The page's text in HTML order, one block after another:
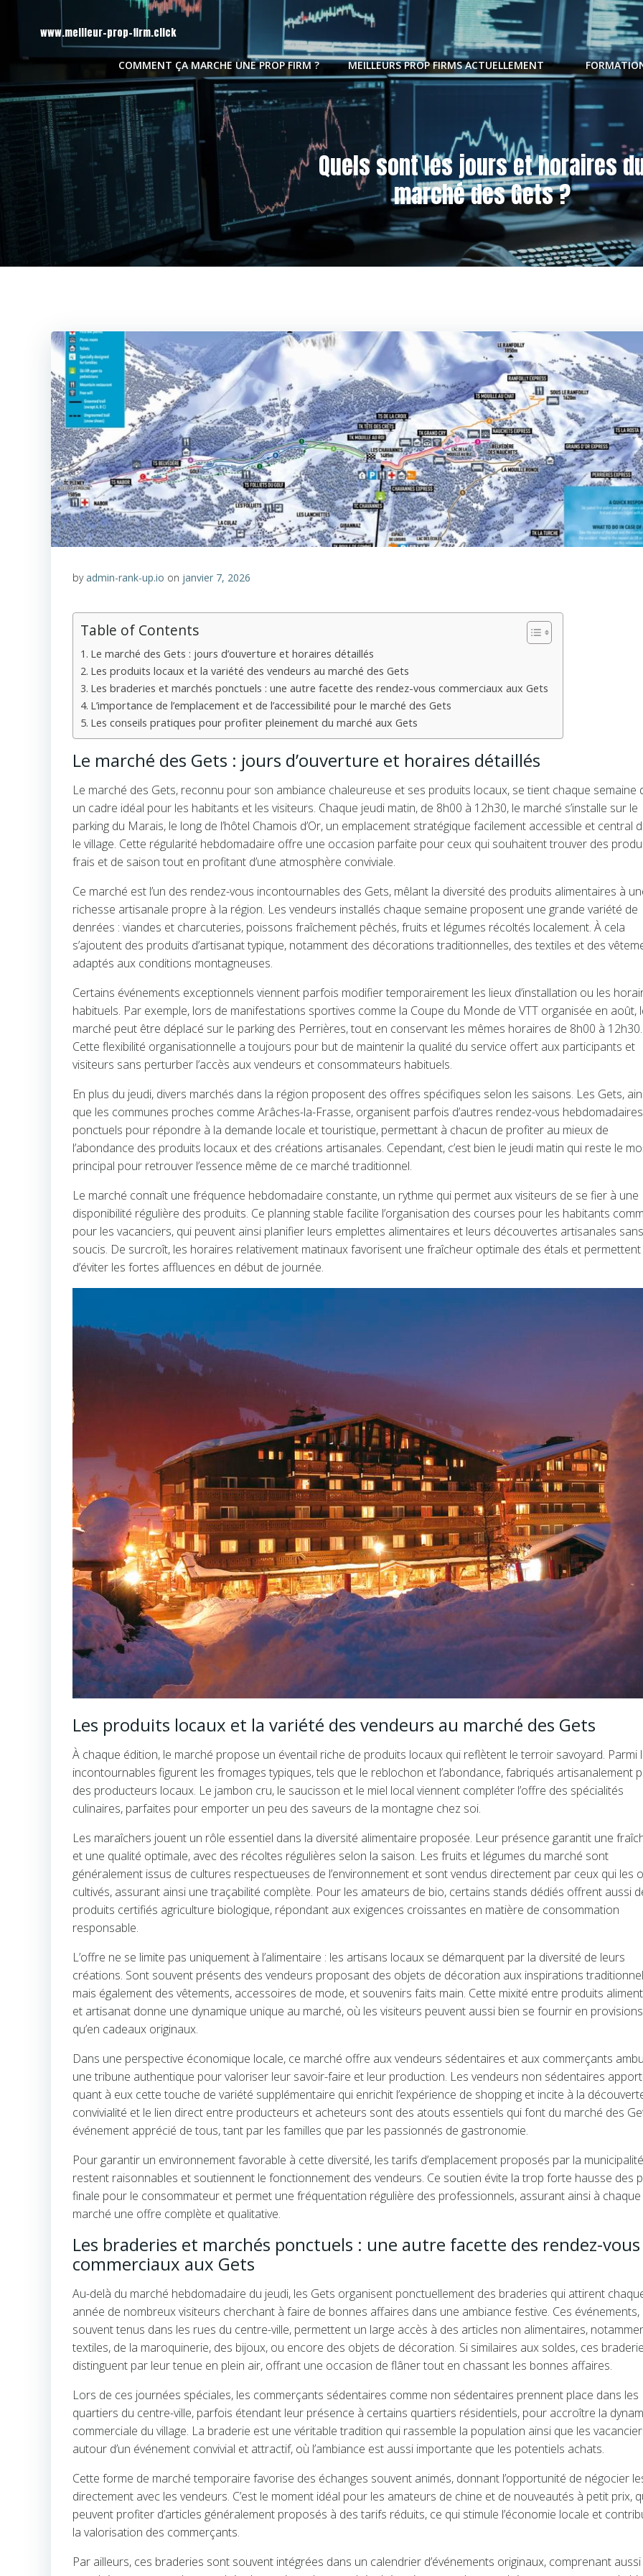
contenu
www.meilleur-prop-firm.click
COMMENT ÇA MARCHE UNE PROP FIRM ? MEILLEURS PROP FIRMS ACTUELLEMENT
Quels sont les jours et horaires
marché des Gets ?
byadmin-rank-up.io on janvier 7, 2026
Table of Contents
Le marché des Gets : jours d’ouverture et horaires détaillés
Les produits locaux et la variété des vendeurs au marché des Gets
Les braderies et marchés ponctuels : une autre facette des rendez-vous commerciaux aux Gets
L’importance de l’emplacement et de l’accessibilité pour le marché des Gets
Les conseils pratiques pour profiter pleinement du marché aux Gets
Le marché des Gets : jours d’ouverture et horaires détaillés
Le marché des Gets, reconnu pour son ambiance chaleureuse et ses produits locaux, se tient chaque semaine
un cadre idéal pour les habitants et les visiteurs. Chaque jeudi matin, de 8h00 à 12h30, le marché s’installe sur le
parking du Marais, le long de l’hôtel Chamois d’Or, un emplacement stratégique facilement accessible et central
le village. Cette régularité hebdomadaire offre une occasion parfaite pour ceux qui souhaitent trouver des
frais et de saison tout en profitant d’une atmosphère conviviale.
Ce marché est l’un des rendez-vous incontournables des Gets, mêlant la diversité des produits alimentaires à
richesse artisanale propre à la région. Les vendeurs installés chaque semaine proposent une grande variété de
denrées : viandes et charcuteries, poissons fraîchement pêchés, fruits et légumes récoltés localement. À cela
s’ajoutent des produits d’artisanat typique, notamment des décorations traditionnelles, des textiles et des
adaptés aux conditions montagneuses.
Certains événements exceptionnels viennent parfois modifier temporairement les lieux d’installation ou les
habituels. Par exemple, lors de manifestations sportives comme la Coupe du Monde de VTT organisée en août,
marché peut être déplacé sur le parking des Perrières, tout en conservant les mêmes horaires de 8h00 à 12h30.
Cette flexibilité organisationnelle a toujours pour but de maintenir la qualité du service offert aux participants et
visiteurs sans perturber l’accès aux vendeurs et consommateurs habituels.
En plus du jeudi, divers marchés dans la région proposent des offres spécifiques selon les saisons. Les Gets,
que les communes proches comme Arâches-la-Frasse, organisent parfois d’autres rendez-vous
ponctuels pour répondre à la demande locale et touristique, permettant à chacun de profiter au mieux de
l’abondance des produits locaux et des créations artisanales. Cependant, c’est bien le jeudi matin qui reste le
principal pour retrouver l’essence même de ce marché traditionnel.
Le marché connaît une fréquence hebdomadaire constante, un rythme qui permet aux visiteurs de se fier à une
disponibilité régulière des produits. Ce planning stable facilite l’organisation des courses pour les habitants
pour les vacanciers, qui peuvent ainsi planifier leurs emplettes alimentaires et leurs découvertes artisanales sans
soucis. De surcroît, les horaires relativement matinaux favorisent une fraîcheur optimale des étals et permettent
d’éviter les fortes affluences en début de journée.
Les produits locaux et la variété des vendeurs au marché des Gets
À chaque édition, le marché propose un éventail riche de produits locaux qui reflètent le terroir savoyard. Parmi
incontournables figurent les fromages typiques, tels que le reblochon et l’abondance, fabriqués artisanalement
des producteurs locaux. Le jambon cru, le saucisson et le miel local viennent compléter l’offre des spécialités
culinaires, parfaites pour emporter un peu des saveurs de la montagne chez soi.
Les maraîchers jouent un rôle essentiel dans la diversité alimentaire proposée. Leur présence garantit une
et une qualité optimale, avec des récoltes régulières selon la saison. Les fruits et légumes du marché sont
généralement issus de cultures respectueuses de l’environnement et sont vendus directement par ceux qui les
cultivés, assurant ainsi une traçabilité complète. Pour les amateurs de bio, certains stands dédiés offrent aussi
produits certifiés agriculture biologique, répondant aux exigences croissantes en matière de consommation
responsable.
L’offre ne se limite pas uniquement à l’alimentaire : les artisans locaux se démarquent par la diversité de leurs
créations. Sont souvent présents des vendeurs proposant des objets de décoration aux inspirations
mais également des vêtements, accessoires de mode, et souvenirs faits main. Cette mixité entre produits
et artisanat donne une dynamique unique au marché, où les visiteurs peuvent aussi bien se fournir en provisions
qu’en cadeaux originaux.
Dans une perspective économique locale, ce marché offre aux vendeurs sédentaires et aux commerçants
une tribune authentique pour valoriser leur savoir-faire et leur production. Les vendeurs non sédentaires
quant à eux cette touche de variété supplémentaire qui enrichit l’expérience de shopping et incite à la
convivialité et le lien direct entre producteurs et acheteurs sont des atouts essentiels qui font du marché des
événement apprécié de tous, tant par les familles que par les passionnés de gastronomie.
Pour garantir un environnement favorable à cette diversité, les tarifs d’emplacement proposés par la municipalité
restent raisonnables et soutiennent le fonctionnement des vendeurs. Ce soutien évite la trop forte hausse des
finale pour le consommateur et permet une fréquentation régulière des professionnels, assurant ainsi à chaque
marché une offre complète et qualitative.
Les braderies et marchés ponctuels : une autre facette des rendez-vous
commerciaux aux Gets
Au-delà du marché hebdomadaire du jeudi, les Gets organisent ponctuellement des braderies qui attirent
année de nombreux visiteurs cherchant à faire de bonnes affaires dans une ambiance festive. Ces événements,
souvent tenus dans les rues du centre-ville, permettent un large accès à des articles non alimentaires,
textiles, de la maroquinerie, des bijoux, ou encore des objets de décoration. Si similaires aux soldes, ces
distinguent par leur tenue en plein air, offrant une occasion de flâner tout en chassant les bonnes affaires.
Lors de ces journées spéciales, les commerçants sédentaires comme non sédentaires prennent place dans les
quartiers du centre-ville, parfois étendant leur présence à certains quartiers résidentiels, pour accroître la
commerciale du village. La braderie est une véritable tradition qui rassemble la population ainsi que les
autour d’un événement convivial et attractif, où l’ambiance est aussi importante que les potentiels achats.
Cette forme de marché temporaire favorise des échanges souvent animés, donnant l’opportunité de négocier
directement avec les vendeurs. C’est le moment idéal pour les amateurs de chine et de nouveautés à petit prix,
peuvent profiter d’articles généralement proposés à des tarifs réduits, ce qui stimule l’économie locale et
la valorisation des commerçants.
Par ailleurs, ces braderies sont souvent intégrées dans un calendrier d’événements originaux, comprenant